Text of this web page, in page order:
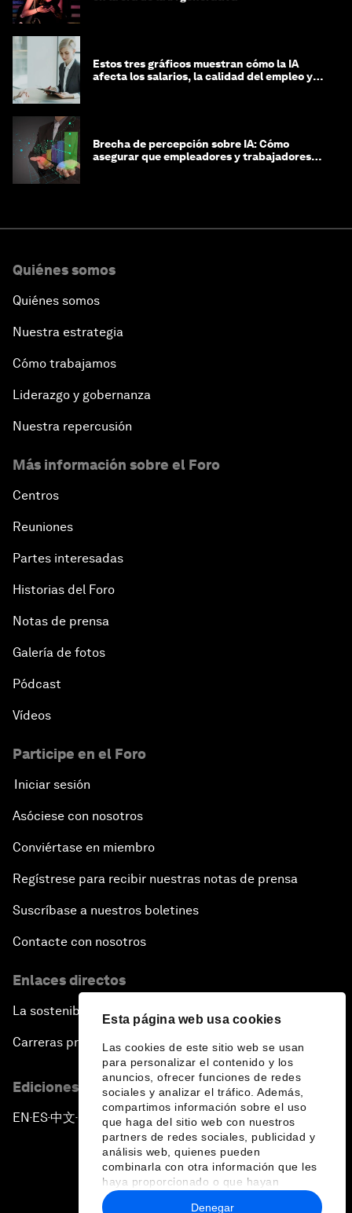
Esta página web usa cookies
Las cookies de este sitio web se usan
para personalizar el contenido y los
anuncios, ofrecer funciones de redes
sociales y analizar el tráfico. Además,
compartimos información sobre el uso
que haga del sitio web con nuestros
partners de redes sociales, publicidad y
análisis web, quienes pueden
combinarla con otra información que les
haya proporcionado o que hayan
recopilado a partir del uso que haya
Denegar
Estos tres gráficos muestran cómo la IA
afecta los salarios, la calidad del empleo y
Brecha de percepción sobre IA: Cómo
asegurar que empleadores y trabajadores
Quiénes somos
Quiénes somos
Nuestra estrategia
Cómo trabajamos
Liderazgo y gobernanza
Nuestra repercusión
Más información sobre el Foro
Centros
Reuniones
Partes interesadas
Historias del Foro
Notas de prensa
Galería de fotos
Pódcast
Vídeos
Participe en el Foro
Iniciar sesión
Asóciese con nosotros
Conviértase en miembro
Regístrese para recibir nuestras notas de prensa
Suscríbase a nuestros boletines
Contacte con nosotros
Enlaces directos
La sostenibilidad en el Foro
Carreras profesionales
Ediciones en otros idiomas
EN ▪ ES▪中文▪ 日本語